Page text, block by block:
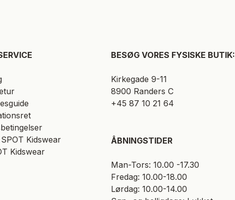
Kidswear
Kidswear
BESØG VORES FYSISKE BUTIK:
Kirkegade 9-11
8900 Randers C
+45 87 10 21 64
ÅBNINGSTIDER
Man-Tors: 10.00 -17.30
Fredag: 10.00-18.00
Lørdag: 10.00-14.00